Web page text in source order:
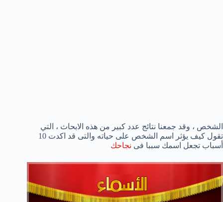
الشخص ، وقد جمعنا نتائج عدد كبير من هذه الابحاث ، التي
تقول كيف يؤثر اسم الشخص على حياته والتى قد اكدت 10
أسباب تجعل اسمك سببا فى نجاحك